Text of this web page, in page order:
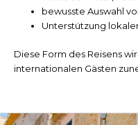
bewusste Auswahl
Unterstützung
Diese Form des Reisens
internationalen Gästen